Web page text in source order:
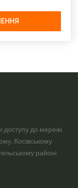
доступу до мережі
Косівському
районі